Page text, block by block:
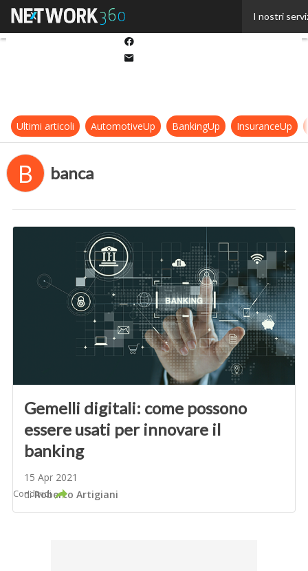
I nostri
Ultimi articoli AutomotiveUp BankingUp InsuranceUp
B banca
Gemelli digitali: come possono
essere usati per innovare il
banking
15 Apr 2021
diRoberto Artigiani
Condividi